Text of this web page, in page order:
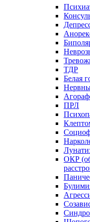
ТДР
Белая
ПРЛ
ОКР